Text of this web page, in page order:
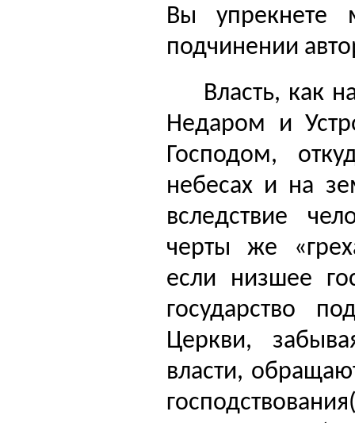
Вы упрекнете
подчинении
Власть, как
Недаром и
Господом,
небесах и на
вследствие
черты же
если низшее
государство
Церкви,
власти,
господствования